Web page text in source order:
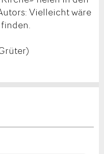
Vielleicht wäre
an Freunde weiter.